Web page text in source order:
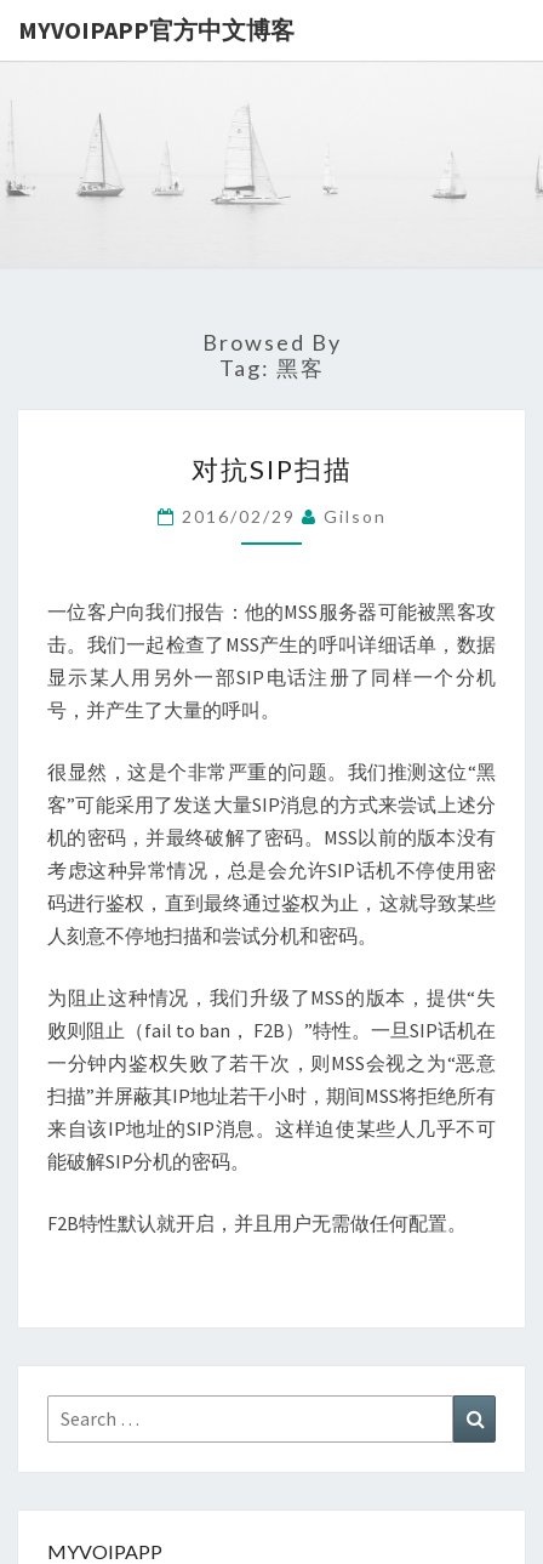
MYVOIPAPP官方中文博客
MYVOIPAPP
Browsed By
Tag: 黑客
抗
SIP
扫
对抗SIP扫描
2016/02/29 Gilson
一位客户向我们报告：他的MSS服务器可能被黑客攻
击。我们一起检查了MSS产生的呼叫详细话单，数据
显示某人用另外一部SIP电话注册了同样一个分机
号，并产生了大量的呼叫。
很显然，这是个非常严重的问题。我们推测这位“黑
客”可能采用了发送大量SIP消息的方式来尝试上述分
机的密码，并最终破解了密码。MSS以前的版本没有
考虑这种异常情况，总是会允许SIP话机不停使用密
码进行鉴权，直到最终通过鉴权为止，这就导致某些
人刻意不停地扫描和尝试分机和密码。
为阻止这种情况，我们升级了MSS的版本，提供“失
败则阻止（fail to ban， F2B）”特性。一旦SIP话机在
一分钟内鉴权失败了若干次，则MSS会视之为“恶意
扫描”并屏蔽其IP地址若干小时，期间MSS将拒绝所有
来自该IP地址的SIP消息。这样迫使某些人几乎不可
能破解SIP分机的密码。
F2B特性默认就开启，并且用户无需做任何配置。
Search
for:
MYVOIPAPP